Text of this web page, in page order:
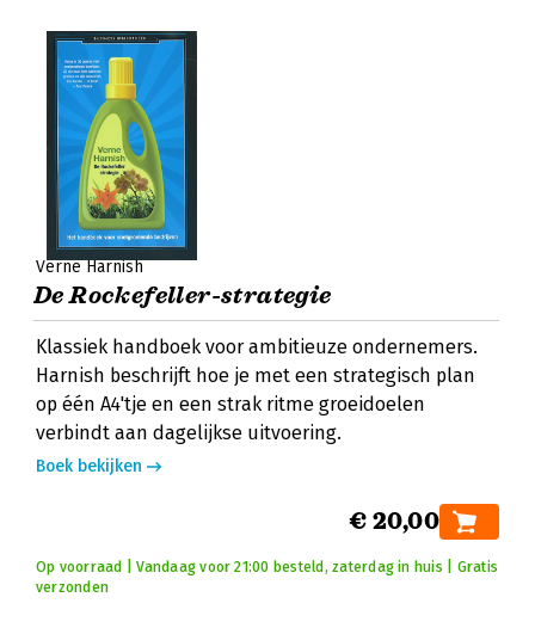
Verne Harnish
De Rockefeller-strategie
Klassiek handboek voor ambitieuze ondernemers.
Harnish beschrijft hoe je met een strategisch plan
op één A4'tje en een strak ritme groeidoelen
verbindt aan dagelijkse uitvoering.
Boek bekijken
€ 20,00
Op voorraad | Vandaag voor 21:00 besteld, zaterdag in huis | Gratis
verzonden